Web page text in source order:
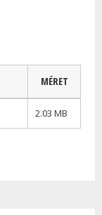
MÉRET
2.03 MB